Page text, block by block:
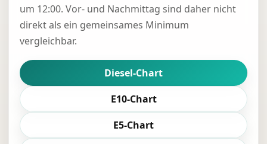
um 12:00. Vor- und Nachmittag sind daher nicht
direkt als ein gemeinsames Minimum
vergleichbar.
Diesel-Chart
E10-Chart
E5-Chart